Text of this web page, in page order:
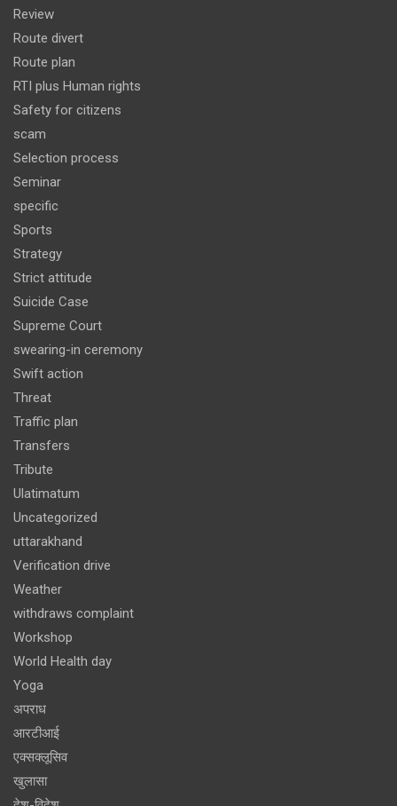
Review
Route divert
Route plan
RTI plus Human rights
Safety for citizens
scam
Selection process
Seminar
specific
Sports
Strategy
Strict attitude
Suicide Case
Supreme Court
swearing-in ceremony
Swift action
Threat
Traffic plan
Transfers
Tribute
Ulatimatum
Uncategorized
uttarakhand
Verification drive
Weather
withdraws complaint
Workshop
World Health day
Yoga
अपराध
आरटीआई
एक्सक्लूसिव
खुलासा